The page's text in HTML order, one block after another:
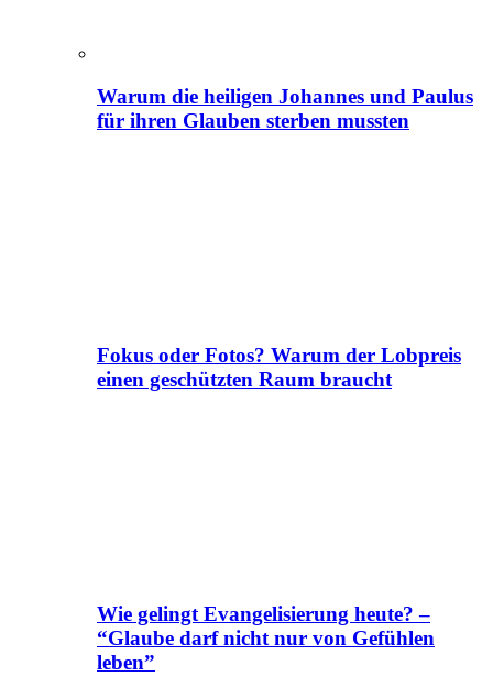
Warum die heiligen Johannes und Paulus
für ihren Glauben sterben mussten
Fokus oder Fotos? Warum der Lobpreis
einen geschützten Raum braucht
Wie gelingt Evangelisierung heute? –
“Glaube darf nicht nur von Gefühlen
leben”